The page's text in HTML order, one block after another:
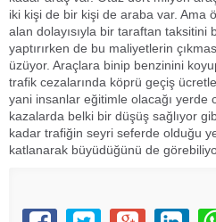
iki kişi de bir kişi de araba var. Ama
alan dolayısıyla bir taraftan taksitini
yaptırırken de bu maliyetlerin
üzüyor. Araçlara binip benzinini
trafik cezalarında köprü geçiş
yani insanlar eğitimle olacağı yerde
kazalarda belki bir düşüş sağlıyor
kadar trafiğin seyri seferde olduğu
katlanarak büyüdüğünü de